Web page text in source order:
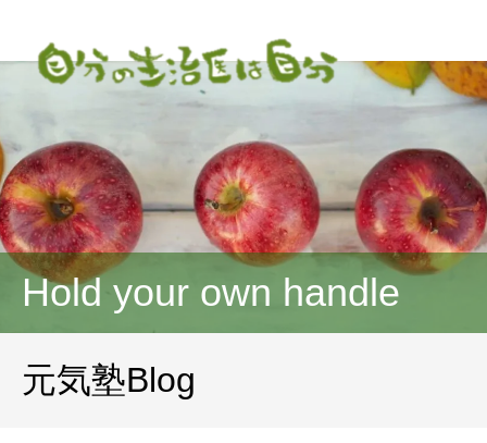
Hold your own handle
元気塾Blog